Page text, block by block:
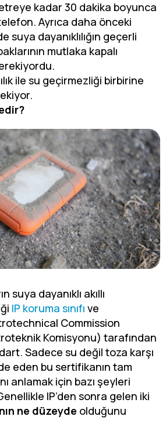
kadar 30 dakika boyunca
Ayrıca daha önceki
suya dayanıklılığın geçerli
mutlaka kapalı
ile su geçirmezliği birbirine
suya dayanıklı akıllı
IP koruma sınıfı ve
Commission
Komisyonu) tarafından
Sadece su değil toza karşı
eden bu sertifikanın tam
anlamak için bazı şeyleri
IP’den sonra gelen iki
ne düzeyde olduğunu